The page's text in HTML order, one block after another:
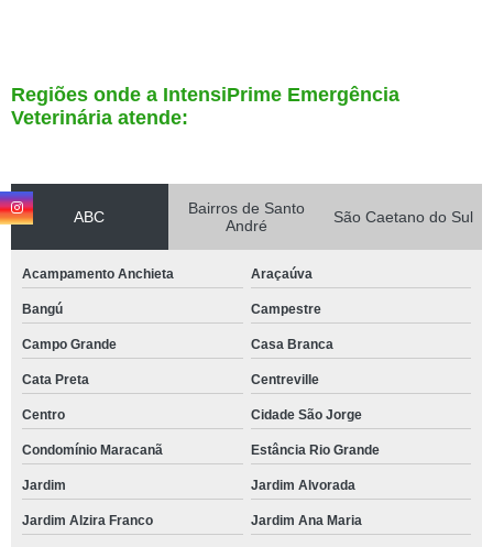
Regiões onde a IntensiPrime Emergência
Veterinária atende:
ABC
Bairros de Santo
André
São Caetano do Sul
Acampamento Anchieta Araçaúva
Bangú Campestre
Campo Grande Casa Branca
Cata Preta Centreville
Centro Cidade São Jorge
Condomínio Maracanã Estância Rio Grande
Jardim Jardim Alvorada
Jardim Alzira Franco Jardim Ana Maria